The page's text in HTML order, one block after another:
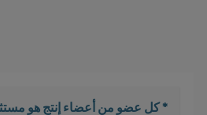
* كل عضو من أعضاء إنتج هو